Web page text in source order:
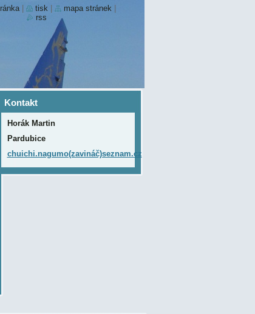
Kontakt
Horák Martin
Pardubice
chuichi.nagumo(zavináč)seznam.cz
tisk mapa stránek
rss